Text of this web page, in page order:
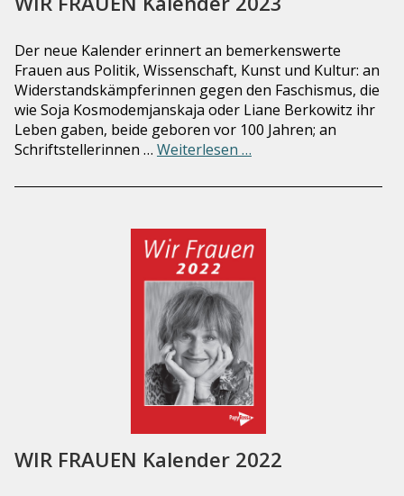
Der neue Kalender erinnert an bemerkenswerte
Frauen aus Politik, Wissenschaft, Kunst und Kultur: an
Widerstandskämpferinnen gegen den Faschismus, die
wie Soja Kosmodemjanskaja oder Liane Berkowitz ihr
Leben gaben, beide geboren vor 100 Jahren; an
Schriftstellerinnen … Weiterlesen …
WIR FRAUEN Kalender 2022